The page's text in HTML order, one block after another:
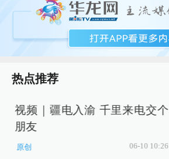
热点推荐
视频｜疆电入渝 千里来电交个
朋友
原创 06-10 10:26